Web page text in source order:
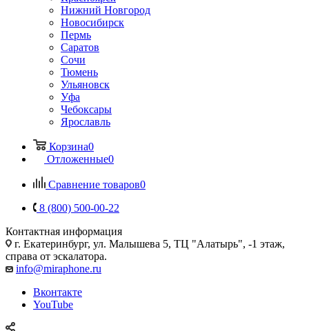
Нижний Новгород
Новосибирск
Пермь
Саратов
Сочи
Тюмень
Ульяновск
Уфа
Чебоксары
Ярославль
Корзина0
Отложенные0
Сравнение товаров0
8 (800) 500-00-22
Контактная информация
г. Екатеринбург, ул. Малышева 5, ТЦ "Алатырь", -1 этаж,
справа от эскалатора.
info@miraphone.ru
Вконтакте
YouTube